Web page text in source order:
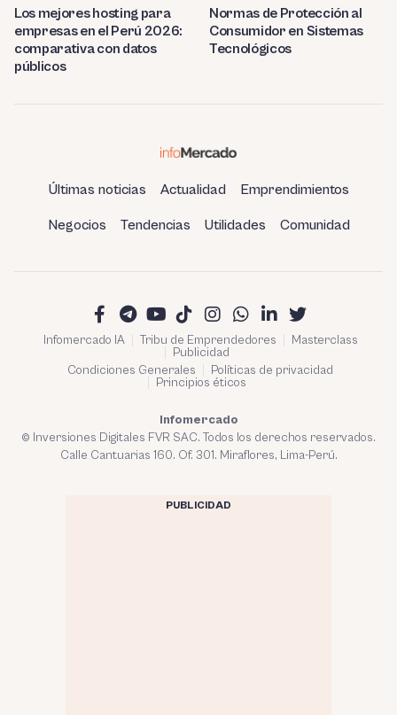
Los mejores hosting para
empresas en el Perú 2026:
comparativa con datos
públicos
Normas de Protección al
Consumidor en Sistemas
Tecnológicos
Últimas noticias Actualidad Emprendimientos
Negocios Tendencias Utilidades Comunidad
Infomercado IA Tribu de Emprendedores
Masterclass
Publicidad
Condiciones Generales
Políticas de privacidad
Principios éticos
Infomercado
© Inversiones Digitales FVR SAC. Todos los derechos reservados.
Calle Cantuarias 160. Of. 301. Miraflores, Lima-Perú.
PUBLICIDAD